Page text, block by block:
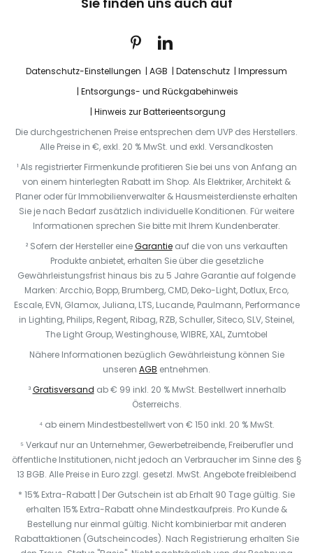
Datenschutz-Einstellungen AGB Datenschutz
Impressum
Entsorgungs- und Rückgabehinweis
Hinweis zur Batterieentsorgung
Die durchgestrichenen Preise entsprechen dem UVP des Herstellers.
Alle Preise in €, exkl. 20 % MwSt. und exkl. Versandkosten
¹ Als registrierter Firmenkunde profitieren Sie bei uns von Anfang an
von einem hinterlegten Rabatt im Shop. Als Elektriker, Architekt &
Planer oder für Immobilienverwalter & Hausmeisterdienste erhalten
Sie je nach Bedarf zusätzlich individuelle Konditionen. Für weitere
Informationen sprechen Sie bitte mit Ihrem Kundenberater.
² Sofern der Hersteller eineGarantieauf die von uns verkauften
Produkte anbietet, erhalten Sie über die gesetzliche
Gewährleistungsfrist hinaus bis zu 5 Jahre Garantie auf folgende
Marken: Arcchio, Bopp, Brumberg, CMD, Deko-Light, Dotlux, Erco,
Escale, EVN, Glamox, Juliana, LTS, Lucande, Paulmann, Performance
in Lighting, Philips, Regent, Ribag, RZB, Schuller, Siteco, SLV, Steinel,
The Light Group, Westinghouse, WIBRE, XAL, Zumtobel
Nähere Informationen bezüglich Gewährleistung können Sie
unseren AGB entnehmen.
³Gratisversand ab € 99 inkl. 20 % MwSt. Bestellwert innerhalb
Österreichs.
⁴ ab einem Mindestbestellwert von € 150 inkl. 20 % MwSt.
⁵ Verkauf nur an Unternehmer, Gewerbetreibende, Freiberufler und
öffentliche Institutionen, nicht jedoch an Verbraucher im Sinne des §
13 BGB. Alle Preise in Euro zzgl. gesetzl. MwSt. Angebote freibleibend
* 15% Extra-Rabatt | Der Gutschein ist ab Erhalt 90 Tage gültig. Sie
erhalten 15% Extra-Rabatt ohne Mindestkaufpreis. Pro Kunde &
Bestellung nur einmal gültig. Nicht kombinierbar mit anderen
Rabattaktionen (Gutscheincodes). Nach Registrierung erhalten Sie